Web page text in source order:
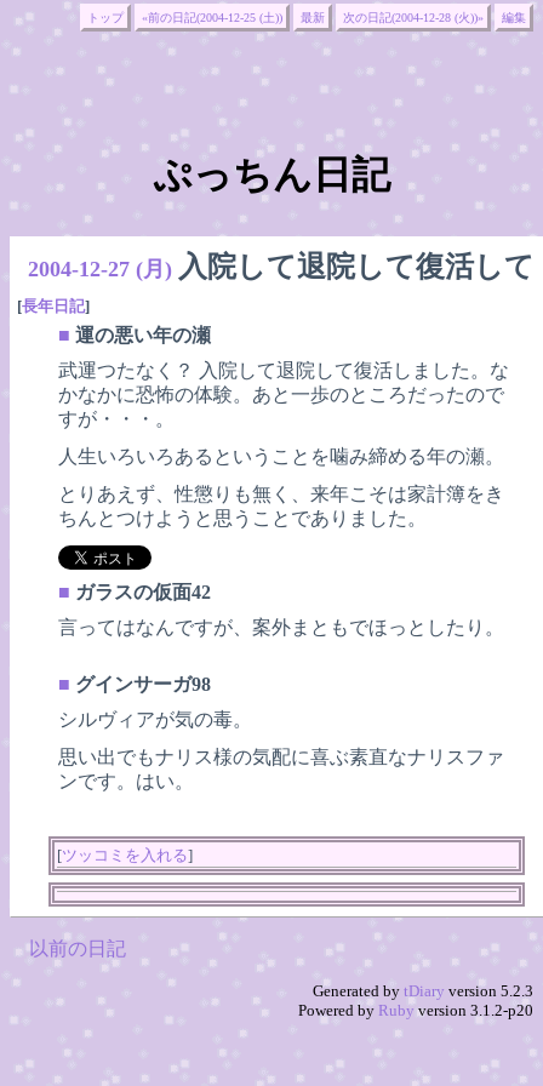
トップ «前の日記(2004-12-25 (土)) 最新 次の日記(2004-12-28 (火))» 編集
ぷっちん日記
2004-12-27 (月) 入院して退院して復活して
[長年日記]
■ 運の悪い年の瀬
武運つたなく？ 入院して退院して復活しました。な
かなかに恐怖の体験。あと一歩のところだったので
すが・・・。
人生いろいろあるということを噛み締める年の瀬。
とりあえず、性懲りも無く、来年こそは家計簿をき
ちんとつけようと思うことでありました。
■ ガラスの仮面42
言ってはなんですが、案外まともでほっとしたり。
■ グインサーガ98
シルヴィアが気の毒。
思い出でもナリス様の気配に喜ぶ素直なナリスファ
ンです。はい。
[ツッコミを入れる]
以前の日記
Generated by tDiary version 5.2.3
Powered by Ruby version 3.1.2-p20